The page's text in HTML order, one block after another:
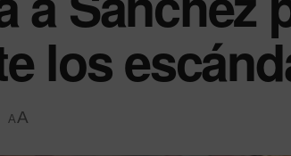
los
AA